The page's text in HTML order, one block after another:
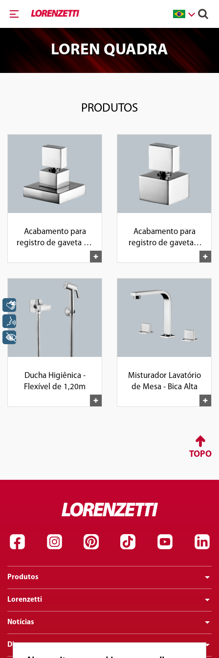
LOREN QUADRA
PRODUTOS
Acabamento para
registro de gaveta de
Acabamento para
registro de gaveta e
3/4"
Ducha Higiênica -
Flexível de 1,20m
Misturador Lavatório
de Mesa - Bica Alta
TOPO
Produtos
Lorenzetti
Notícias
Dicas
Libras
Voz
+ Acessibilidade